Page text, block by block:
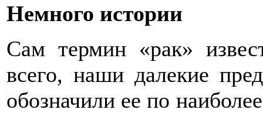
Немного истории
Сам термин «рак»
всего, наши далекие
обозначили ее по